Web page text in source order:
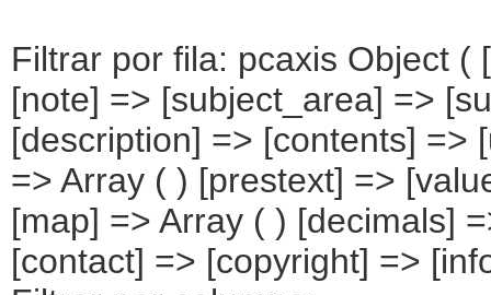
Filtrar por fila: pcaxis Object
[note] => [subject_area] =>
[description] => [contents] =>
=> Array ( ) [prestext] =>
[map] => Array ( ) [decimals]
[contact] => [copyright] =>